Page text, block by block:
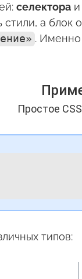
селектора и
а блок
. Именно
Простое
типов: